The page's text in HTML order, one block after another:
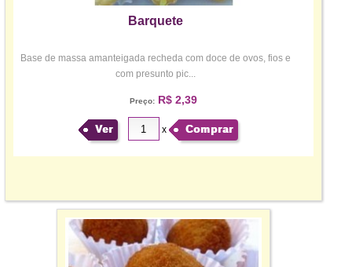
Barquete
Base de massa amanteigada recheda com doce de ovos, fios e
com presunto pic...
Preço:R$ 2,39
Ver x Comprar